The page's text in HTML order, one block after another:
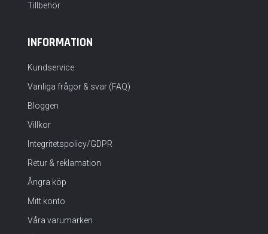
Tillbehör
INFORMATION
Kundservice
Vanliga frågor & svar (FAQ)
Bloggen
Villkor
Integritetspolicy/GDPR
Retur & reklamation
Ångra köp
Mitt konto
Våra varumärken